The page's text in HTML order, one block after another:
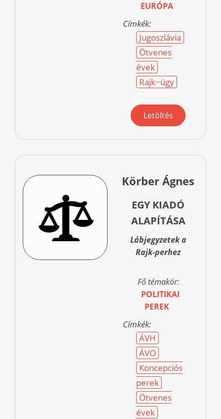
EURÓPA
Címkék:
Jugoszlávia
Ötvenes
évek
Rajk−ügy
Letöltés
Körber Ágnes
EGY KIADÓ
ALAPÍTÁSA
Lábjegyzetek a
Rajk-perhez
Fő témakör:
POLITIKAI
PEREK
Címkék:
ÁVH
ÁVO
Koncepciós
perek
Ötvenes
évek